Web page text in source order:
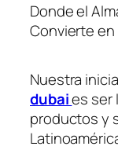
Donde el
Convierte en
Nuestra
dubaies ser
productos y